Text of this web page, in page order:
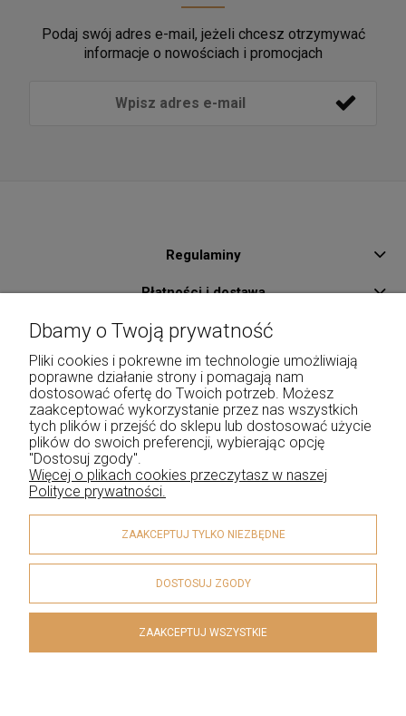
Podaj swój adres e-mail, jeżeli chcesz otrzymywać
informacje o nowościach i promocjach
Regulaminy
Płatności i dostawa
Pomoc
O Nas
Kontakt
Moje konto
Dbamy o Twoją prywatność
Pliki cookies i pokrewne im technologie umożliwiają
poprawne działanie strony i pomagają nam
dostosować ofertę do Twoich potrzeb. Możesz
zaakceptować wykorzystanie przez nas wszystkich
tych plików i przejść do sklepu lub dostosować użycie
plików do swoich preferencji, wybierając opcję
"Dostosuj zgody".
Więcej o plikach cookies przeczytasz w naszej
Polityce prywatności.
ZAAKCEPTUJ TYLKO NIEZBĘDNE
DOSTOSUJ ZGODY
ZAAKCEPTUJ WSZYSTKIE